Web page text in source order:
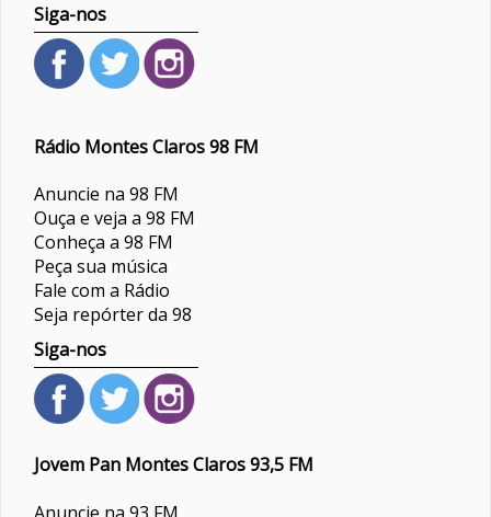
Siga-nos
Rádio Montes Claros 98 FM
Anuncie na 98 FM
Ouça e veja a 98 FM
Conheça a 98 FM
Peça sua música
Fale com a Rádio
Seja repórter da 98
Siga-nos
Jovem Pan Montes Claros 93,5 FM
Anuncie na 93 FM